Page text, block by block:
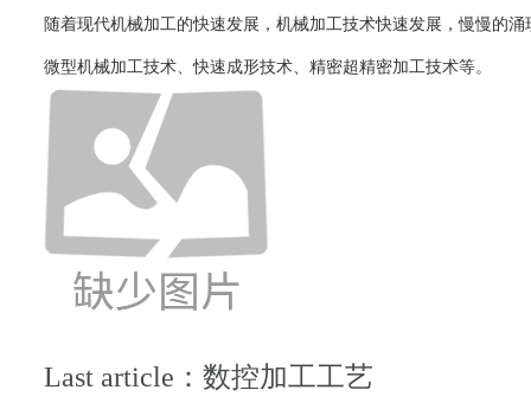
随着现代机械加工的快速发展，机械加工技术快速发展，慢慢的
微型机械加工技术、快速成形技术、精密超精密加工技术等。
Last article：数控加工工艺